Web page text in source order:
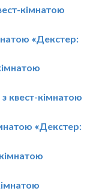
кімнатою
«Декстер:
з квест-кімнатою
«Декстер: